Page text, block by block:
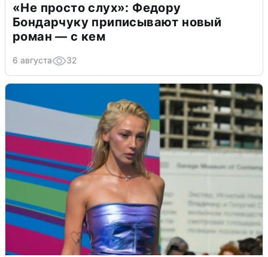
«Не просто слух»: Федору
Бондарчуку приписывают новый
роман — с кем
6 августа 32